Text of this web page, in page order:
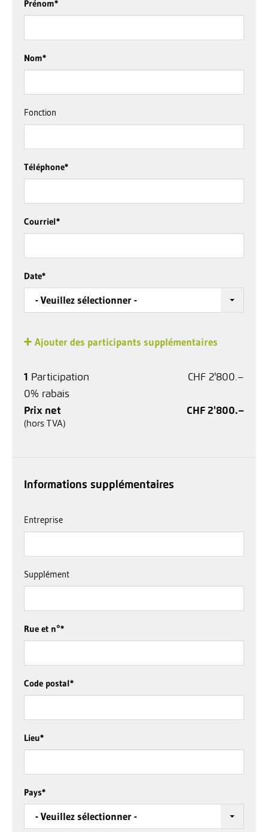
Prénom*
Nom*
Fonction
Téléphone*
Courriel*
Date*
- Veuillez sélectionner -
Ajouter des participants supplémentaires
1 Participation
CHF 2'800.–
0% rabais
Prix net
(hors TVA)
CHF 2'800.–
Informations supplémentaires
Entreprise
Supplément
Rue et n°*
Code postal*
Lieu*
Pays*
- Veuillez sélectionner -